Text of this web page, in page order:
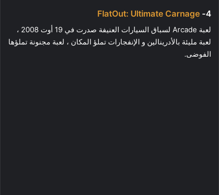
4-
FlatOut: Ultimate Carnage
لعبة Arcade لسباق السيارات العنيفة صدرت في 19 أوت 2008 ،
لعبة مليئة بالأدرينالين و الإنفجارات تملؤ المكان ، لعبة مجنونة تملؤها
الفوضى.